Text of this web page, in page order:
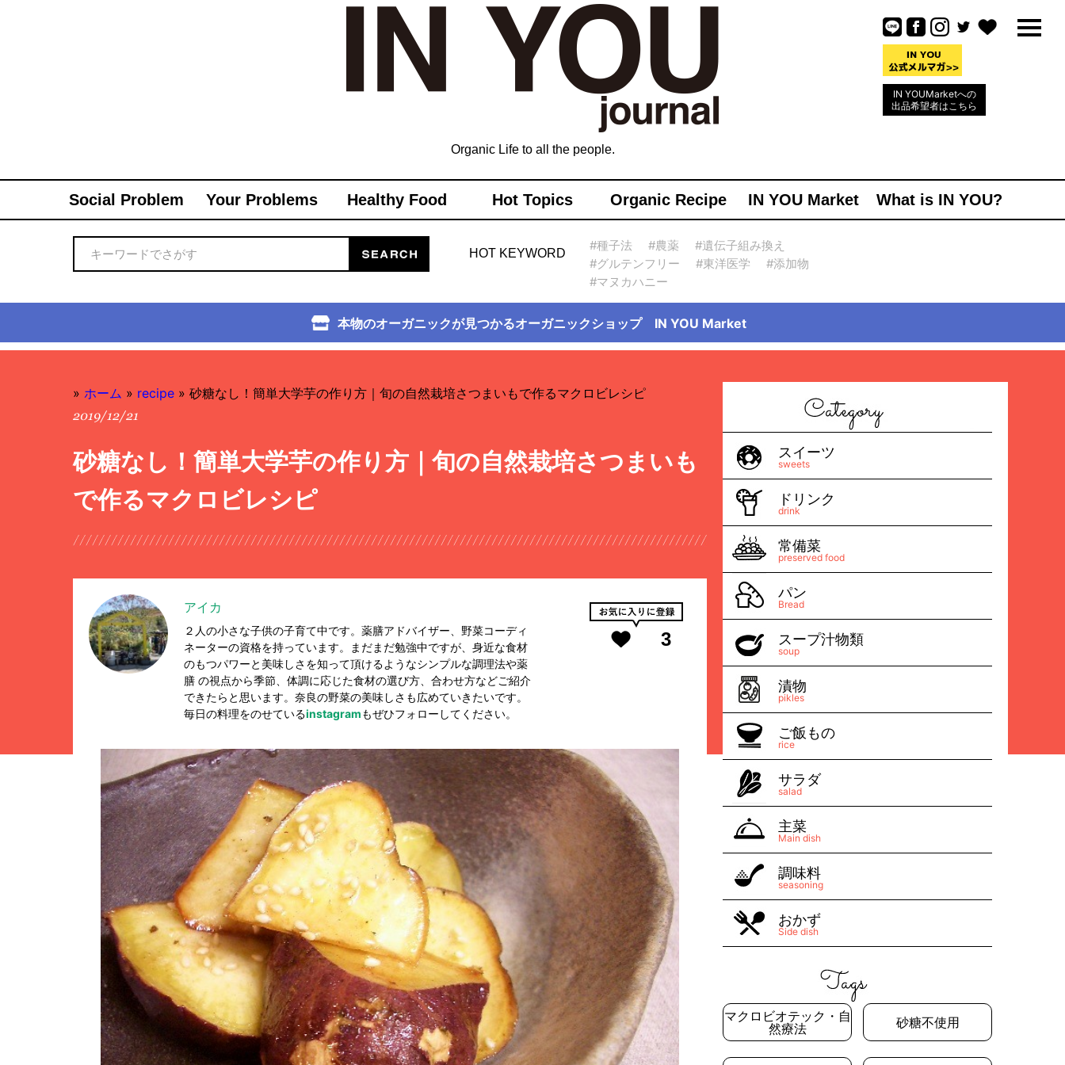
IN YOUMarketへの
出品希望者はこちら
Organic Life to all the people.
Social Problem Your Problems Healthy Food Hot Topics Organic Recipe IN YOU Market What is IN YOU?
HOT KEYWORD
#種子法 #農薬
#遺伝子組み換え
#グルテンフリー
#東洋医学
#添加物
#マヌカハニー
本物のオーガニックが見つかるオーガニックショップ IN YOU Market
» ホーム » recipe » 砂糖なし！簡単大学芋の作り方｜旬の自然栽培さつまいもで作るマクロビレシピ
2019/12/21
砂糖なし！簡単大学芋の作り方｜旬の自然栽培さつまいも
で作るマクロビレシピ
アイカ
２人の小さな子供の子育て中です。薬膳アドバイザー、野菜コーディ
ネーターの資格を持っています。まだまだ勉強中ですが、身近な食材
のもつパワーと美味しさを知って頂けるようなシンプルな調理法や薬
膳 の視点から季節、体調に応じた食材の選び方、合わせ方などご紹介
できたらと思います。奈良の野菜の美味しさも広めていきたいです。
毎日の料理をのせているinstagramもぜひフォローしてください。
3
スイーツ
sweets
ドリンク
drink
常備菜
preserved food
パン
Bread
スープ汁物類
soup
漬物
pikles
ご飯もの
rice
サラダ
salad
主菜
Main dish
調味料
seasoning
おかず
Side dish
マクロビオテック・自
然療法
砂糖不使用